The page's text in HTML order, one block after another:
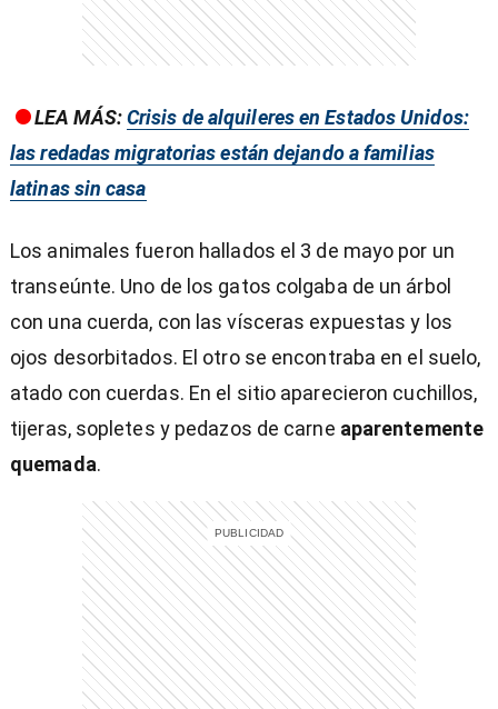
LEA MÁS:Crisis de alquileres en Estados Unidos:
las redadas migratorias están dejando a familias
latinas sin casa
Los animales fueron hallados el 3 de mayo por un
transeúnte. Uno de los gatos colgaba de un árbol
con una cuerda, con las vísceras expuestas y los
ojos desorbitados. El otro se encontraba en el suelo,
atado con cuerdas. En el sitio aparecieron cuchillos,
tijeras, sopletes y pedazos de carne aparentemente
quemada.